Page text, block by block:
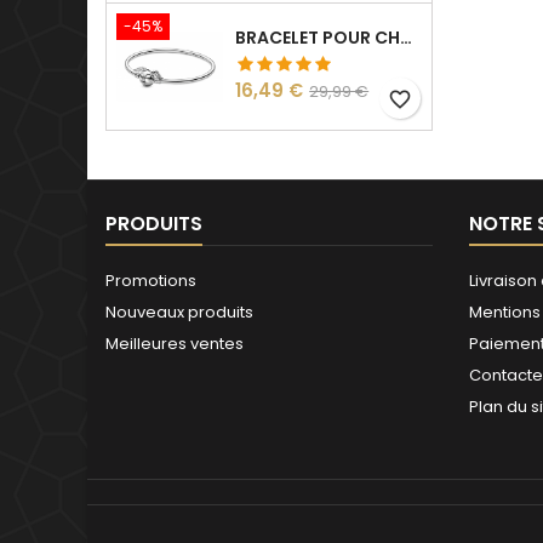
-45% BRACELET POUR CHARM ARGENT HARRY VIF D'OR
Prix
16,49 € Prix
base
29,99 € favorite_border
PRODUITS
Promotions
Nouveaux produits
Meilleures ventes
NOTRE
Plan du